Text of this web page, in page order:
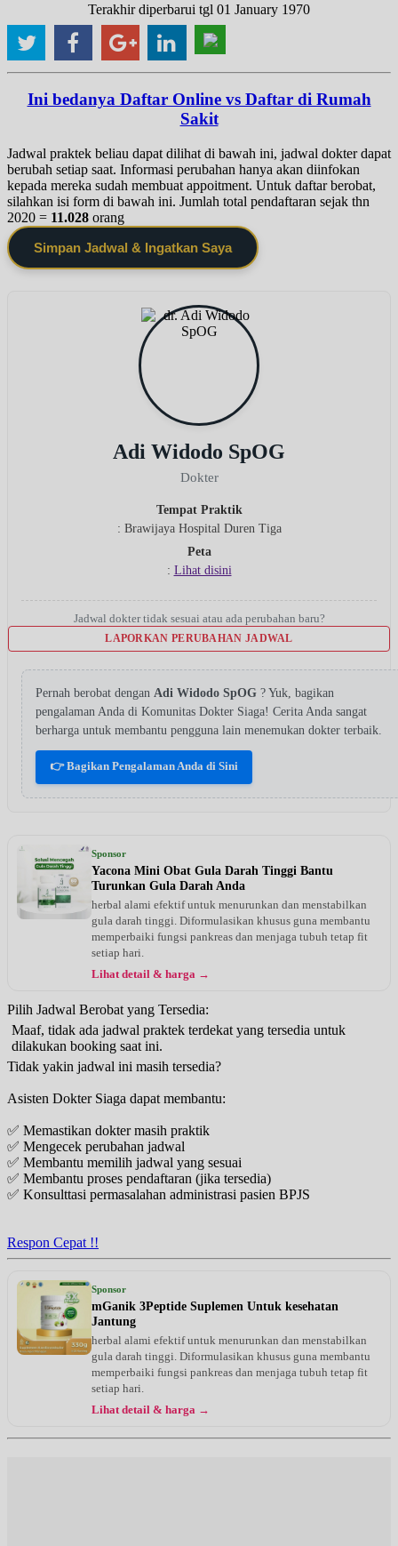
Terakhir diperbarui tgl 01 January 1970
Ini bedanya Daftar Online vs Daftar di Rumah
Sakit
Jadwal praktek beliau dapat dilihat di bawah ini, jadwal dokter dapat
berubah setiap saat. Informasi perubahan hanya akan diinfokan
kepada mereka sudah membuat appoitment. Untuk daftar berobat,
silahkan isi form di bawah ini. Jumlah total pendaftaran sejak thn
2020 = 11.028 orang
Simpan Jadwal & Ingatkan Saya
Adi Widodo SpOG
Dokter
Tempat Praktik
: Brawijaya Hospital Duren Tiga
Peta
: Lihat disini
Jadwal dokter tidak sesuai atau ada perubahan baru?
LAPORKAN PERUBAHAN JADWAL
Pernah berobat dengan Adi Widodo SpOG ? Yuk, bagikan
pengalaman Anda di Komunitas Dokter Siaga! Cerita Anda sangat
berharga untuk membantu pengguna lain menemukan dokter terbaik.
👉 Bagikan Pengalaman Anda di Sini
Sponsor
Yacona Mini Obat Gula Darah Tinggi Bantu
Turunkan Gula Darah Anda
herbal alami efektif untuk menurunkan dan menstabilkan
gula darah tinggi. Diformulasikan khusus guna membantu
memperbaiki fungsi pankreas dan menjaga tubuh tetap fit
setiap hari.
Lihat detail & harga →
Pilih Jadwal Berobat yang Tersedia:
Maaf, tidak ada jadwal praktek terdekat yang tersedia untuk
dilakukan booking saat ini.
Tidak yakin jadwal ini masih tersedia?
Asisten Dokter Siaga dapat membantu:
✅ Memastikan dokter masih praktik
✅ Mengecek perubahan jadwal
✅ Membantu memilih jadwal yang sesuai
✅ Membantu proses pendaftaran (jika tersedia)
✅ Konsulttasi permasalahan administrasi pasien BPJS
Respon Cepat !!
Sponsor
mGanik 3Peptide Suplemen Untuk kesehatan
Jantung
herbal alami efektif untuk menurunkan dan menstabilkan
gula darah tinggi. Diformulasikan khusus guna membantu
memperbaiki fungsi pankreas dan menjaga tubuh tetap fit
setiap hari.
Lihat detail & harga →